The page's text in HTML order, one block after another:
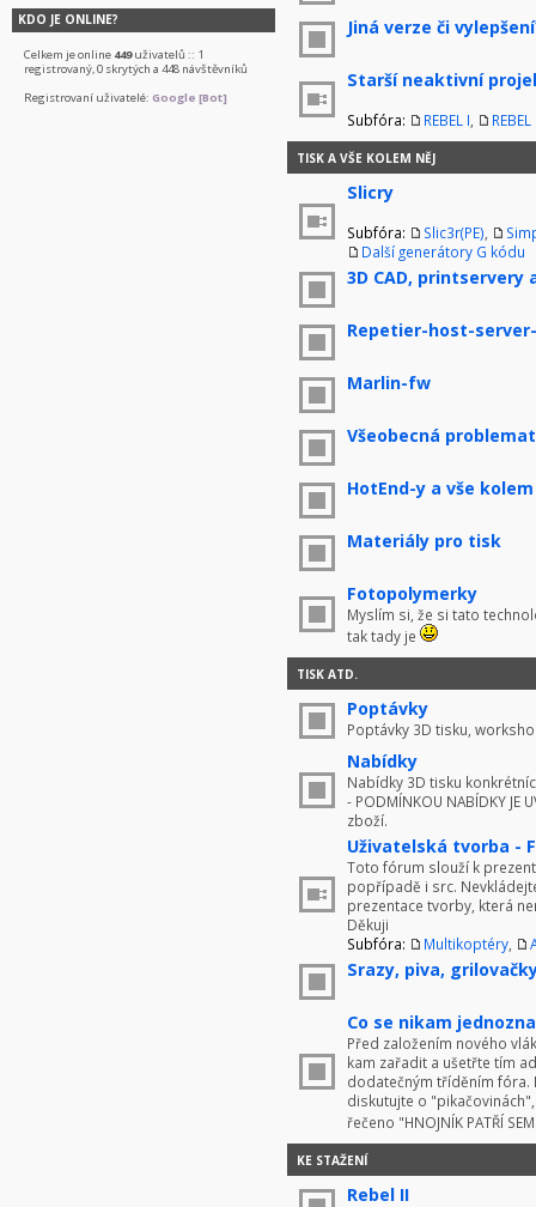
KDO JE ONLINE?
Celkem je online 449uživatelů :: 1
registrovaný, 0 skrytých a 448 návštěvníků
Registrovaní uživatelé: Google [Bot]
Jiná verze či
Starší neaktivní
Subfóra: REBEL I REBEL
TISK A VŠE KOLEM NĚJ
Slicry
Subfóra: Slic3r(PE)
Další generátory G kódu
3D CAD, printservery
Repetier-host-
Marlin-fw
Všeobecná
HotEnd-y a vše kolem
Materiály pro tisk
Fotopolymerky
Myslím si, že si tato
tak tady je
TISK ATD.
Poptávky
Poptávky 3D tisku,
Nabídky
Nabídky 3D tisku
- PODMÍNKOU NABÍDKY JE
zboží.
Uživatelská tvorba -
Toto fórum slouží k
popřípadě i src.
prezentace tvorby, která
Děkuji
Subfóra:
Multikoptéry
Srazy, piva,
Co se nikam
Před založením nového
kam zařadit a ušetřte tím
dodatečným tříděním fóra.
diskutujte o
řečeno "HNOJNÍK PATŘÍ
KE STAŽENÍ
Rebel II